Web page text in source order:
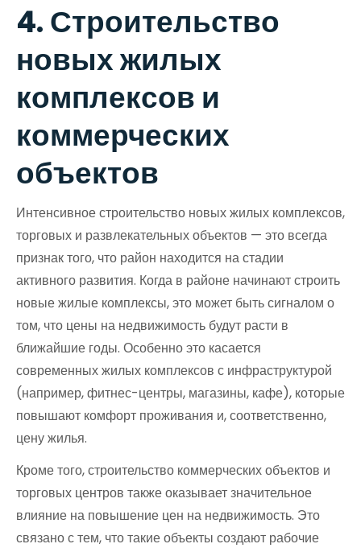
4. Строительство
новых жилых
комплексов и
коммерческих
объектов
Интенсивное строительство новых жилых комплексов,
торговых и развлекательных объектов — это всегда
признак того, что район находится на стадии
активного развития. Когда в районе начинают строить
новые жилые комплексы, это может быть сигналом о
том, что цены на недвижимость будут расти в
ближайшие годы. Особенно это касается
современных жилых комплексов с инфраструктурой
(например, фитнес-центры, магазины, кафе), которые
повышают комфорт проживания и, соответственно,
цену жилья.
Кроме того, строительство коммерческих объектов и
торговых центров также оказывает значительное
влияние на повышение цен на недвижимость. Это
связано с тем, что такие объекты создают рабочие